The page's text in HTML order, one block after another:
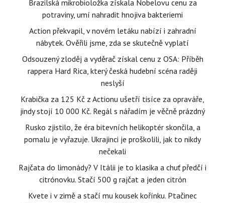
Brazilská mikrobioložka získala Nobelovu cenu za
potraviny, umí nahradit hnojiva bakteriemi
Action překvapil, v novém letáku nabízí i zahradní
nábytek. Ověřili jsme, zda se skutečně vyplatí
Odsouzený zloděj a vyděrač získal cenu z OSA: Příběh
rappera Hard Rica, který česká hudební scéna raději
neslyší
Krabička za 125 Kč z Actionu ušetří tisíce za opraváře,
jindy stojí 10 000 Kč. Regál s nářadím je věčně prázdný
Rusko zjistilo, že éra bitevních helikoptér skončila, a
pomalu je vyřazuje. Ukrajinci je proškolili, jak to nikdy
nečekali
Rajčata do limonády? V Itálii je to klasika a chuť předčí i
citrónovku. Stačí 500 g rajčat a jeden citrón
Kvete i v zimě a stačí mu kousek kořínku. Ptačinec